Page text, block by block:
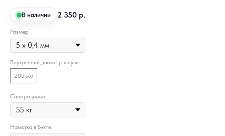
В наличии 2 350 р.
Размер
Внутренний диаметр шпули
200 мм
Сила разрыва
Намотка в бухте